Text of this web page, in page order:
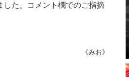
した。コメント欄でのご指摘
《みお》